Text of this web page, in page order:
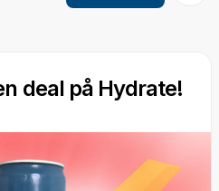
deal på Hydrate!